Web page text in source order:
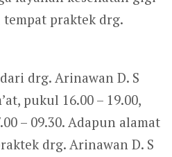
praktek drg.
drg. Arinawan D. S
pukul 16.00 – 19.00,
– 09.30. Adapun alamat
drg. Arinawan D. S